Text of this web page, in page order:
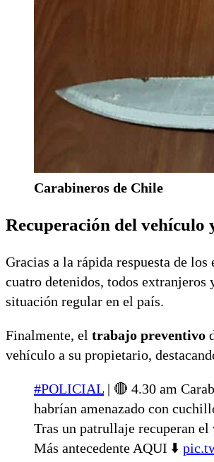
Carabineros de Chile
Recuperación del vehículo
Gracias a la rápida respuesta de
cuatro detenidos, todos extranjeros
situación regular en el país.
Finalmente, el trabajo preventivo
vehículo a su propietario,
#POLICIAL | 🔴 4.30 am
habrían amenazado con
Tras un patrullaje recuperan
Más antecedente AQUI ⬇️